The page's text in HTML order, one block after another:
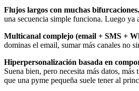
Flujos largos con muchas bifurcaciones.
una secuencia simple funciona. Luego ya
Multicanal complejo (email + SMS +
dominas el email, sumar más canales no
Hiperpersonalización basada en
Suena bien, pero necesita más datos,
que una pyme pequeña suele tener al